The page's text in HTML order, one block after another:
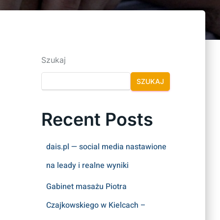
Szukaj
SZUKAJ
Recent Posts
dais.pl — social media nastawione
na leady i realne wyniki
Gabinet masażu Piotra
Czajkowskiego w Kielcach –